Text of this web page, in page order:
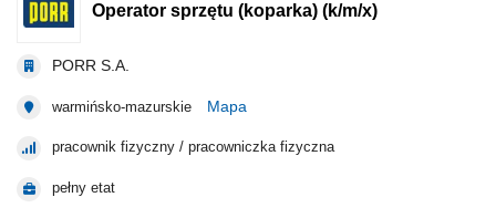
Operator sprzętu (koparka) (k/m/x)
PORR S.A.
warmińsko-mazurskie Mapa
pracownik fizyczny / pracowniczka fizyczna
pełny etat